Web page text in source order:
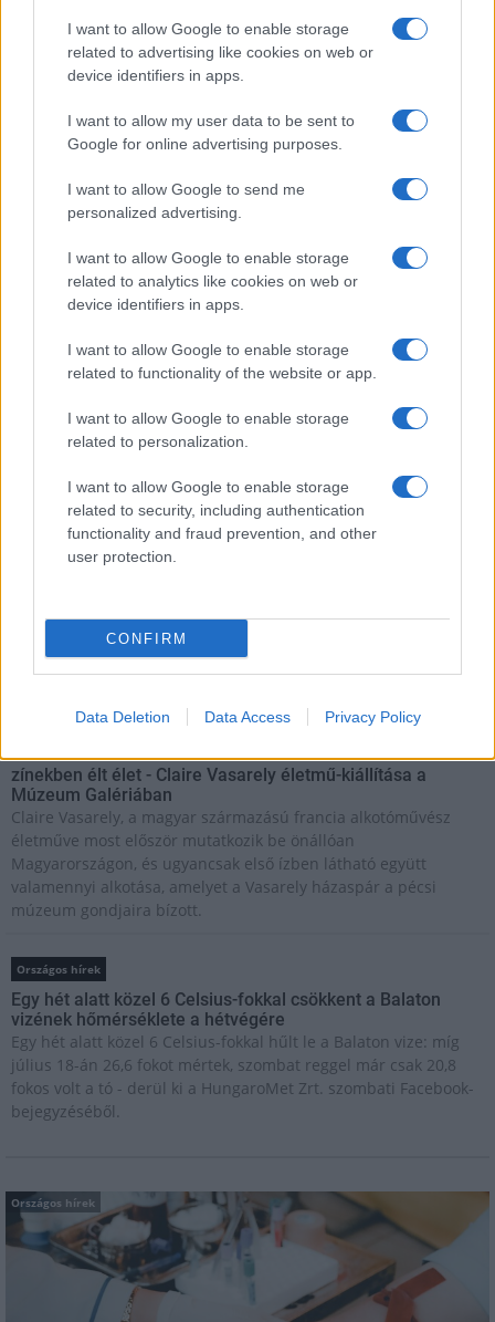
I want to allow Google to enable storage
related to advertising like cookies on web or
device identifiers in apps.
I want to allow my user data to be sent to
Google for online advertising purposes.
I want to allow Google to send me
personalized advertising.
I want to allow Google to enable storage
related to analytics like cookies on web or
device identifiers in apps.
I want to allow Google to enable storage
related to functionality of the website or app.
I want to allow Google to enable storage
related to personalization.
I want to allow Google to enable storage
related to security, including authentication
functionality and fraud prevention, and other
user protection.
CONFIRM
Data Deletion Data Access Privacy Policy
E-mail cím
Feliratkozom a hírlevélre és elfogadom az
adatvédelmi
szabályzatot!
Brandnyúl mini disco
Kertben!
Beindult az őszibarackszezon, szeptemberig élvezhetjük
A világon évente mintegy 25 millió tonna őszibarack terem, Kína
- csaknem 17 millió tonnával - messze a legnagyobb termelő.
Teliholdas Éjszakai Erdőfürdő
megtapasztald a természet egy másik arcát. Ahogy sötétedik, a
látásunk háttérbe húzódik, és a többi érzékszervünk egyre
éberebbé válik. Felerősödnek a hangok, az illatok, a tapintás
zínekben élt élet - Claire Vasarely életmű-kiállítása a
Múzeum Galériában
Claire Vasarely, a magyar származású francia alkotóművész
életműve most először mutatkozik be önállóan
Magyarországon, és ugyancsak első ízben látható együtt
valamennyi alkotása, amelyet a Vasarely házaspár a pécsi
múzeum gondjaira bízott.
Országos hírek
Egy hét alatt közel 6 Celsius-fokkal csökkent a Balaton
vizének hőmérséklete a hétvégére
Egy hét alatt közel 6 Celsius-fokkal hűlt le a Balaton vize: míg
július 18-án 26,6 fokot mértek, szombat reggel már csak 20,8
fokos volt a tó - derül ki a HungaroMet Zrt. szombati Facebook-
bejegyzéséből.
Országos hírek